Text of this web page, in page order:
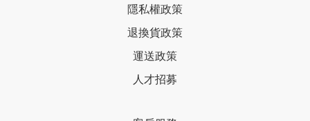
隱私權政策
退換貨政策
運送政策
人才招募